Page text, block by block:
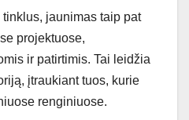
jaunimas taip pat
projektuose,
ir patirtimis. Tai leidžia
įtraukiant tuos, kurie
renginiuose.